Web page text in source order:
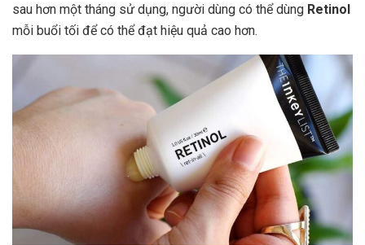
sau hơn một tháng sử dụng, người dùng có thể dùng Retinol
mỗi buổi tối để có thể đạt hiệu quả cao hơn.